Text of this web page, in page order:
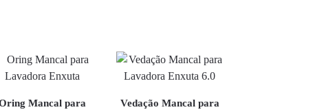
Mancal para
Vedação Mancal para